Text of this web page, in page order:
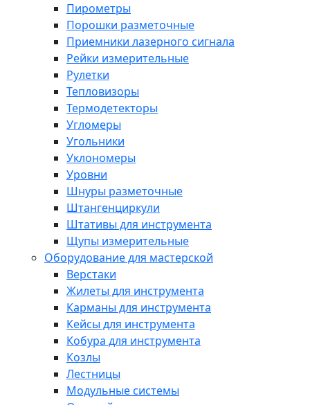
Пирометры
Порошки разметочные
Приемники лазерного сигнала
Рейки измерительные
Рулетки
Тепловизоры
Термодетекторы
Угломеры
Угольники
Уклономеры
Уровни
Шнуры разметочные
Штангенциркули
Штативы для инструмента
Щупы измерительные
Оборудование для мастерской
Верстаки
Жилеты для инструмента
Карманы для инструмента
Кейсы для инструмента
Кобура для инструмента
Козлы
Лестницы
Модульные системы